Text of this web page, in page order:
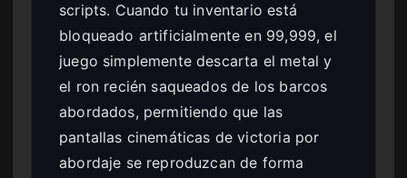
scripts. Cuando tu inventario está
bloqueado artificialmente en 99,999, el
juego simplemente descarta el metal y
el ron recién saqueados de los barcos
abordados, permitiendo que las
pantallas cinemáticas de victoria por
abordaje se reproduzcan de forma